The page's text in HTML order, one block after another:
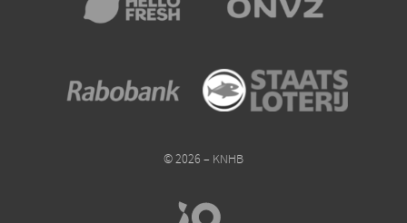
© 2026 – KNHB